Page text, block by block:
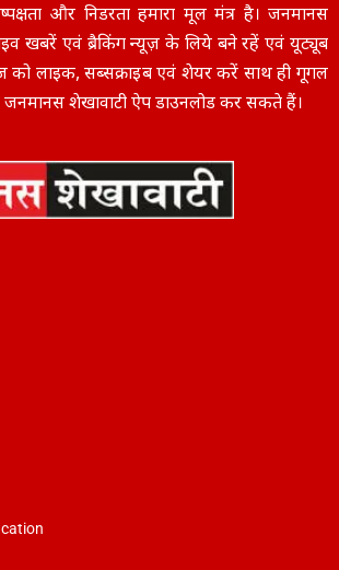
और निडरता हमारा मूल मंत्र है। जनमानस
खबरें एवं ब्रैकिंग न्यूज़ के लिये बने रहें एवं यूट्यूब
लाइक, सब्सक्राइब एवं शेयर करें साथ ही गूगल
जनमानस शेखावाटी ऐप डाउनलोड कर सकते हैं।